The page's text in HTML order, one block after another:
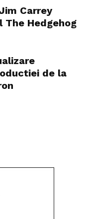
Carrey
The Hedgehog
de la